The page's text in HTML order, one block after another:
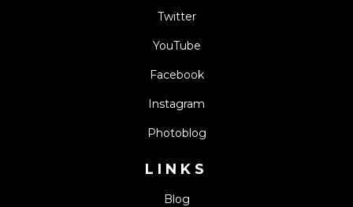
Twitter
YouTube
Facebook
Instagram
Photoblog
LINKS
Blog